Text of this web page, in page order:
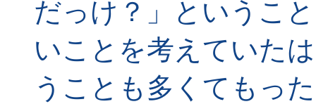
だっけ？」というこ
いことを考えていた
うことも多くてもっ